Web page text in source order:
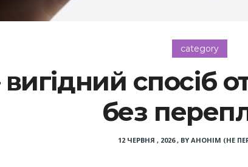
category
спосіб
без
12 ЧЕРВНЯ , 2026, BY АНОНІМ (НЕ